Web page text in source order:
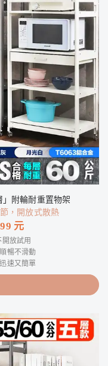
」附輪耐重置物架
，開放式散熱
元
放試用
暢不滑動
速又簡單